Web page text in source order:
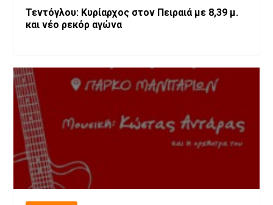
Τεντόγλου: Κυρίαρχος στον Πειραιά με 8,39 μ.
και νέο ρεκόρ αγώνα